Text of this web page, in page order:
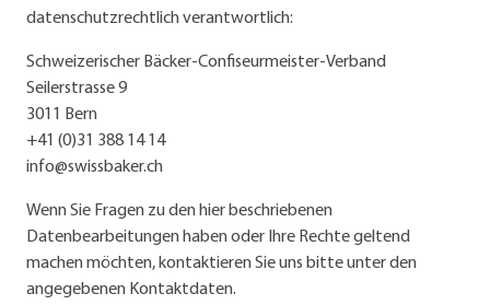
datenschutzrechtlich verantwortlich:
Schweizerischer Bäcker-Confiseurmeister-Verband
Seilerstrasse 9
3011 Bern
+41 (0)31 388 14 14
info@swissbaker.ch
Wenn Sie Fragen zu den hier beschriebenen
Datenbearbeitungen haben oder Ihre Rechte geltend
machen möchten, kontaktieren Sie uns bitte unter den
angegebenen Kontaktdaten.